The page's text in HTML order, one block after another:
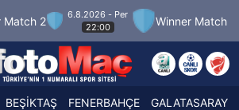
6.8.2026 - Per
22:00
Winner Match 3 Boluspor
BEŞİKTAŞ FENERBAHÇE GALATASARAY